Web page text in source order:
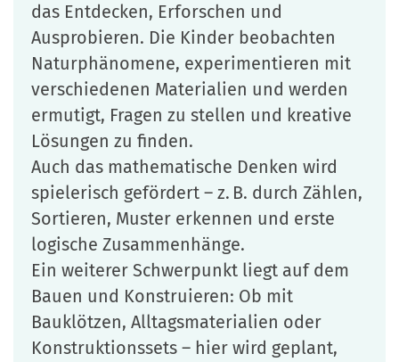
das Entdecken, Erforschen und
Ausprobieren. Die Kinder beobachten
Naturphänomene, experimentieren mit
verschiedenen Materialien und werden
ermutigt, Fragen zu stellen und kreative
Lösungen zu finden.
Auch das mathematische Denken wird
spielerisch gefördert – z. B. durch Zählen,
Sortieren, Muster erkennen und erste
logische Zusammenhänge.
Ein weiterer Schwerpunkt liegt auf dem
Bauen und Konstruieren: Ob mit
Bauklötzen, Alltagsmaterialien oder
Konstruktionssets – hier wird geplant,